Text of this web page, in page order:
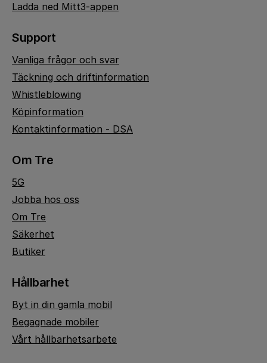
Ladda ned Mitt3-appen
Support
Vanliga frågor och svar
Täckning och driftinformation
Whistleblowing
Köpinformation
Kontaktinformation - DSA
Om Tre
5G
Jobba hos oss
Om Tre
Säkerhet
Butiker
Hållbarhet
Byt in din gamla mobil
Begagnade mobiler
Vårt hållbarhetsarbete